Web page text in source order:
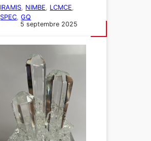
IRAMIS NIMBE LCMCE
SPEC , GQ
5 septembre 2025